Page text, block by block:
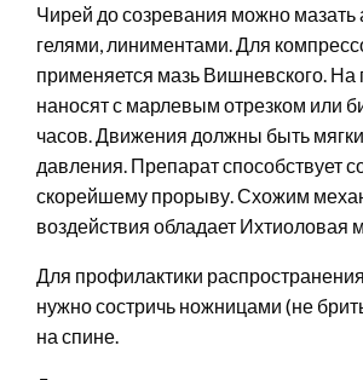
Чирей до созревания можно мазать
гелями, линиментами. Для
применяется мазь Вишневского. На
наносят с марлевым отрезком или
часов. Движения должны быть
давления. Препарат способствует
скорейшему прорыву. Схожим
воздействия обладает Ихтиоловая
Для профилактики
нужно состричь ножницами (не
на спине.